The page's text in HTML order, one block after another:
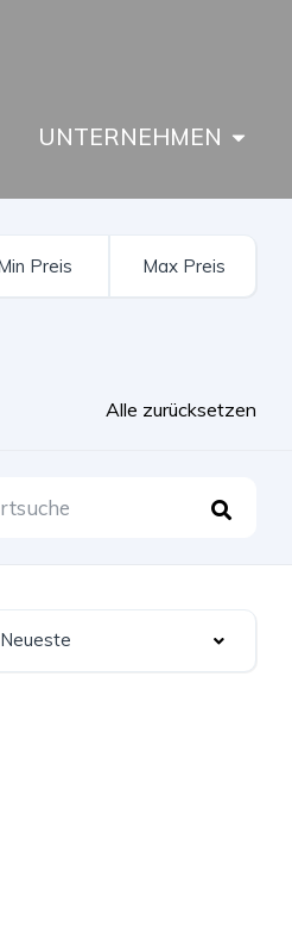
UNTERNEHMEN
Alle zurücksetzen
Neueste